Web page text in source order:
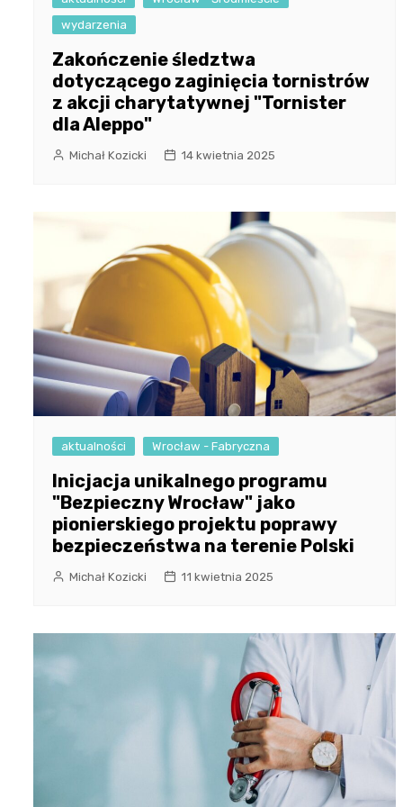
wydarzenia
Zakończenie śledztwa
dotyczącego zaginięcia tornistrów
z akcji charytatywnej "Tornister
dla Aleppo"
Michał Kozicki 14 kwietnia 2025
aktualności Wrocław - Fabryczna
Inicjacja unikalnego programu
"Bezpieczny Wrocław" jako
pionierskiego projektu poprawy
bezpieczeństwa na terenie Polski
Michał Kozicki 11 kwietnia 2025